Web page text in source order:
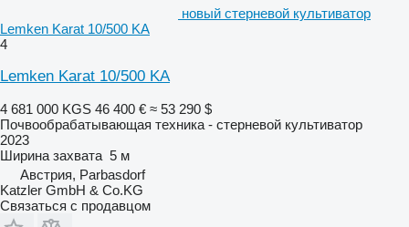
новый стерневой культиватор
Lemken Karat 10/500 KA
4
Lemken Karat 10/500 KA
4 681 000 KGS 46 400 € ≈ 53 290 $
Почвообрабатывающая техника - стерневой культиватор
2023
Ширина захвата 5 м
Австрия, Parbasdorf
Katzler GmbH & Co.KG
Связаться с продавцом